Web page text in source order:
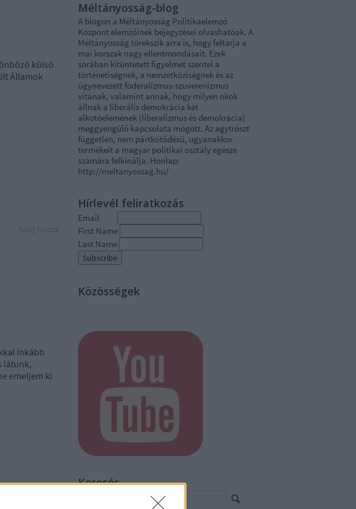
külső
Államok
inkább
látunk,
emeljem ki
Méltányosság-blog
A blogon a Méltányosság Politikaelemző
Központ elemzőinek bejegyzései olvashatóak. A
Méltányosság törekszik arra is, hogy feltárja a
mai korszak nagy ellentmondásait. Ezek
sorában kitüntetett figyelmet szentel a
történetiségnek, a nemzetköziségnek és az
úgynevezett föderalizmus-szuverenizmus
vitának, valamint annak, hogy milyen okok
állnak a liberális demokrácia két
alkotóelemének (liberalizmus és demokrácia)
meggyengülő kapcsolata mögött. Az agytröszt
független, nem pártkötődésű, ugyanakkor
termékeit a magyar politikai osztály egésze
számára felkínálja. Honlap:
http://meltanyossag.hu/
Hírlevél feliratkozás
Email
First Name
Last Name
Közösségek
Keresés